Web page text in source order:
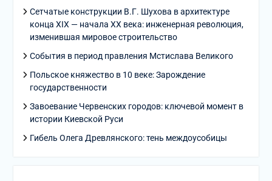
Сетчатые конструкции В.Г. Шухова в архитектуре
конца XIX — начала XX века: инженерная революция,
изменившая мировое строительство
События в период правления Мстислава Великого
Польское княжество в 10 веке: Зарождение
государственности
Завоевание Червенских городов: ключевой момент в
истории Киевской Руси
Гибель Олега Древлянского: тень междоусобицы